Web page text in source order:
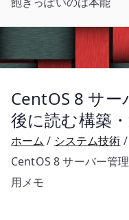
CentOS 8 サー
後に読む構築
ホーム システム技術
CentOS 8 サーバー管
用メモ